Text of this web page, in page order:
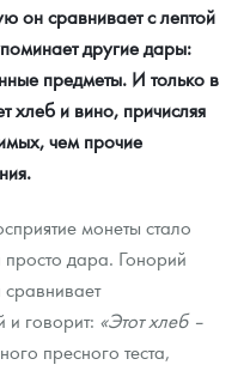
он сравнивает с лептой
другие дары:
предметы. И только в
хлеб и вино, причисляя
чем прочие
монеты стало
просто дара. Гонорий
и говорит: «Этот хлеб –
пресного теста,